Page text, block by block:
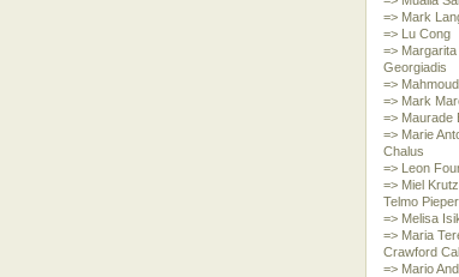
=> Mark
=> Lu Cong
=> Margarita
Georgiadis
=>
=> Mark
=> Maurade
=> Marie
Chalus
=> Leon
=> Miel
Telmo Pieper
=> Melisa
=> Maria
Crawford
=> Mario